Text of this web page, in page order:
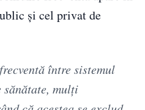
și cel privat de
între sistemul
mulți